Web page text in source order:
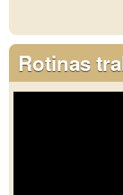
Rotinas